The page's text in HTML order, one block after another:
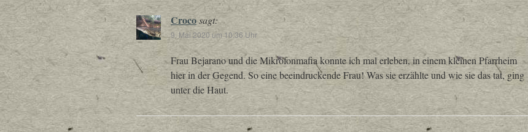
Crocosagt:
9. Mai 2020 um 10:36 Uhr
Frau Bejarano und die Mikrofonmafia konnte ich mal erleben, in einem kleinen Pfarrheim
hier in der Gegend. So eine beeindruckende Frau! Was sie erzählte und wie sie das tat, ging
unter die Haut.